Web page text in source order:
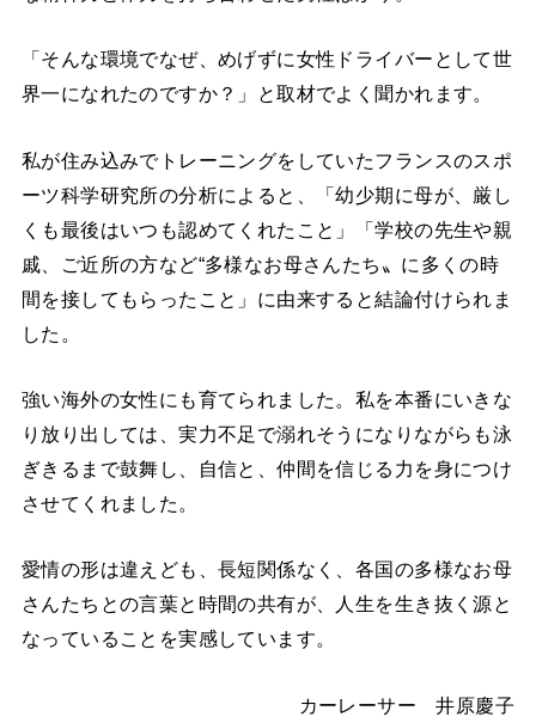
「そんな環境でなぜ、めげずに女性ドライバーとして世
界一になれたのですか？」と取材でよく聞かれます。
私が住み込みでトレーニングをしていたフランスのスポ
ーツ科学研究所の分析によると、「幼少期に母が、厳し
くも最後はいつも認めてくれたこと」「学校の先生や親
戚、ご近所の方など“多様なお母さんたち〟に多くの時
間を接してもらったこと」に由来すると結論付けられま
した。
強い海外の女性にも育てられました。私を本番にいきな
り放り出しては、実力不足で溺れそうになりながらも泳
ぎきるまで鼓舞し、自信と、仲間を信じる力を身につけ
させてくれました。
愛情の形は違えども、長短関係なく、各国の多様なお母
さんたちとの言葉と時間の共有が、人生を生き抜く源と
なっていることを実感しています。
カーレーサー 井原慶子